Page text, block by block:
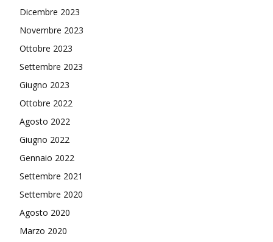
Dicembre 2023
Novembre 2023
Ottobre 2023
Settembre 2023
Giugno 2023
Ottobre 2022
Agosto 2022
Giugno 2022
Gennaio 2022
Settembre 2021
Settembre 2020
Agosto 2020
Marzo 2020